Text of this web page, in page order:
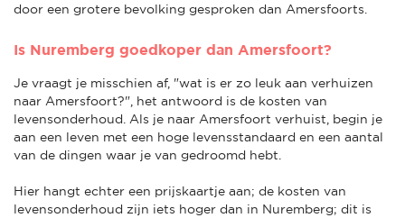
door een grotere bevolking gesproken dan Amersfoorts.
Is Nuremberg goedkoper dan Amersfoort?
Je vraagt je misschien af, "wat is er zo leuk aan verhuizen
naar Amersfoort?", het antwoord is de kosten van
levensonderhoud. Als je naar Amersfoort verhuist, begin je
aan een leven met een hoge levensstandaard en een aantal
van de dingen waar je van gedroomd hebt.
Hier hangt echter een prijskaartje aan; de kosten van
levensonderhoud zijn iets hoger dan in Nuremberg; dit is